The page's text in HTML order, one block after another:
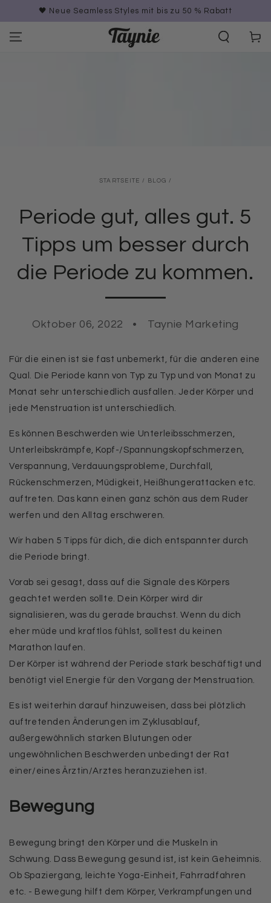
ZUM INHALT
SPRINGEN
🖤 Neue Seamless Styles mit bis zu 50 % Rabatt
STARTSEITE / BLOG /
Periode gut, alles gut. 5
Tipps um besser durch
die Periode zu kommen.
Oktober 06, 2022 Taynie Marketing
Für die einen ist sie fast unbemerkt, für die anderen eine
Qual. Die Periode kann von Typ zu Typ und von Monat zu
Monat sehr unterschiedlich ausfallen. Jeder Körper und
jede Menstruation ist unterschiedlich.
Es können Beschwerden wie Unterleibsschmerzen,
Unterleibskrämpfe, Kopf-/Spannungskopfschmerzen,
Verspannung, Verdauungsprobleme, Durchfall,
Rückenschmerzen, Müdigkeit, Heißhungerattacken etc.
auftreten. Das kann einen ganz schön aus dem Ruder
werfen und den Alltag erschweren.
Wir haben 5 Tipps für dich, die dich entspannter durch
die Periode bringt.
Vorab sei gesagt, dass auf die Signale des Körpers
geachtet werden sollte. Dein Körper wird dir
signalisieren, was du gerade brauchst. Wenn du dich
eher müde und kraftlos fühlst, solltest du keinen
Marathon laufen.
Der Körper ist während der Periode stark beschäftigt und
benötigt viel Energie für den Vorgang der Menstruation.
Es ist weiterhin darauf hinzuweisen, dass bei plötzlich
auftretenden Änderungen im Zyklusablauf,
außergewöhnlich starken Blutungen oder
ungewöhnlichen Beschwerden unbedingt der Rat
einer/eines Ärztin/Arztes heranzuziehen ist.
Bewegung
Bewegung bringt den Körper und die Muskeln in
Schwung. Dass Bewegung gesund ist, ist kein Geheimnis.
Ob Spaziergang, leichte Yoga-Einheit, Fahrradfahren
etc. - Bewegung hilft dem Körper, Verkrampfungen und